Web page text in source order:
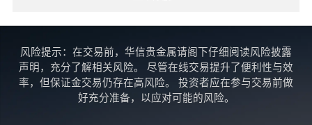
农商行发行二永债需要地方政府出函，可能延缓了批文
下达的进程，进而拖慢发行节奏。虽然这一政策有利于
压实地方政府防范金融风险的属地责任，但各省政府出
函的意愿和能力存在差异。同时，地方政策对城农商行
风险提示：在交易前，华信贵金属请阁下仔细阅读风险披露
声明，充分了解相关风险。 尽管在线交易提升了便利性与效
率，但保证金交易仍存在高风险。 投资者应在参与交易前做
好充分准备，以应对可能的风险。